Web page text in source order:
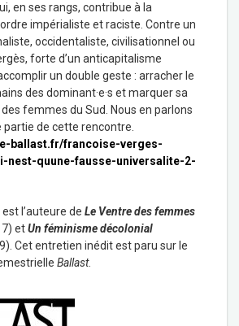
en ses rangs, contribue à la
impérialiste et raciste. Contre un
occidentaliste, civilisationnel ou
forte d’un anticapitalisme
un double geste : arracher le
des dominant·e·s et marquer sa
femmes du Sud. Nous en parlons
de cette rencontre.
ballast.fr/francoise-verges-
nest-quune-fausse-universalite-2-
l’auteure de Le Ventre des femmes
etUn féminisme décolonial
Cet entretien inédit est paru sur le
Ballast.